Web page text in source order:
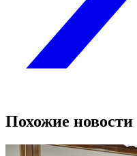
Похожие новости